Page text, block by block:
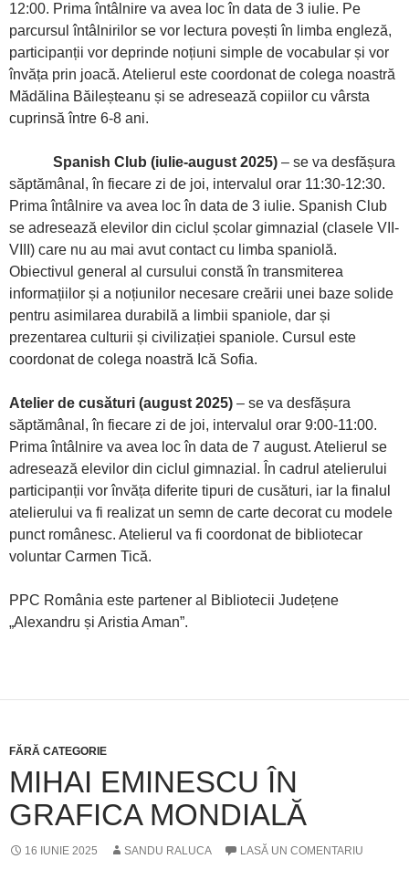
12:00. Prima întâlnire va avea loc în data de 3 iulie. Pe
parcursul întâlnirilor se vor lectura povești în limba engleză,
participanții vor deprinde noțiuni simple de vocabular și vor
învăța prin joacă. Atelierul este coordonat de colega noastră
Mădălina Băileșteanu și se adresează copiilor cu vârsta
cuprinsă între 6-8 ani.
Spanish Club (iulie-august 2025) – se va desfășura
săptămânal, în fiecare zi de joi, intervalul orar 11:30-12:30.
Prima întâlnire va avea loc în data de 3 iulie. Spanish Club
se adresează elevilor din ciclul școlar gimnazial (clasele VII-
VIII) care nu au mai avut contact cu limba spaniolă.
Obiectivul general al cursului constă în transmiterea
informațiilor și a noțiunilor necesare creării unei baze solide
pentru asimilarea durabilă a limbii spaniole, dar și
prezentarea culturii și civilizației spaniole. Cursul este
coordonat de colega noastră Ică Sofia.
Atelier de cusături (august 2025) – se va desfășura
săptămânal, în fiecare zi de joi, intervalul orar 9:00-11:00.
Prima întâlnire va avea loc în data de 7 august. Atelierul se
adresează elevilor din ciclul gimnazial. În cadrul atelierului
participanții vor învăța diferite tipuri de cusături, iar la finalul
atelierului va fi realizat un semn de carte decorat cu modele
punct românesc. Atelierul va fi coordonat de bibliotecar
voluntar Carmen Tică.
PPC România este partener al Bibliotecii Județene
„Alexandru și Aristia Aman”.
FĂRĂ CATEGORIE
MIHAI EMINESCU ÎN
GRAFICA MONDIALĂ
16 IUNIE 2025 SANDU RALUCA LASĂ UN COMENTARIU